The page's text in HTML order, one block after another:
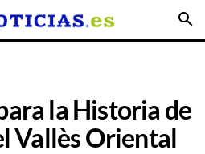
search
la Historia de
Vallès Oriental